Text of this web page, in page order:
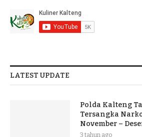
LATEST UPDATE
Polda Kalteng
Tersangka
November –
3 tahun ago